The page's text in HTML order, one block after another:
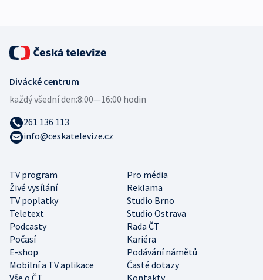
TV program
Pro média
Živé vysílání
Reklama
TV poplatky
Studio Brno
Teletext
Studio Ostrava
Podcasty
Rada ČT
Počasí
Kariéra
E-shop
Podávání námětů
Mobilní a TV aplikace
Časté dotazy
Divácké centrum
každý všední den:8:00—16:00 hodin
261 136 113
info@ceskatelevize.cz